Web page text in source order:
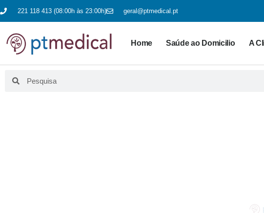
221 118 413 (08:00h às 23:00h) geral@ptmedical.pt
Home Saúde ao Domicilio A